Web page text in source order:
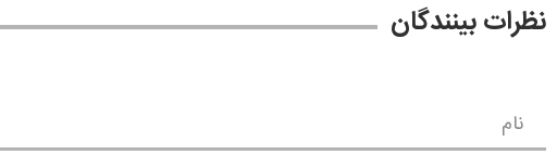
نظرات بینندگان
نام